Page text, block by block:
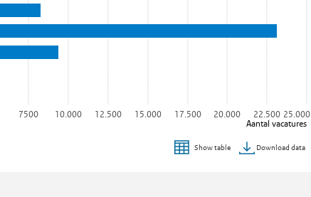
Aantal vacatures
7500 10.000 12.500 15.000 17.500 20.000 22.500 25.000
Show table Download data